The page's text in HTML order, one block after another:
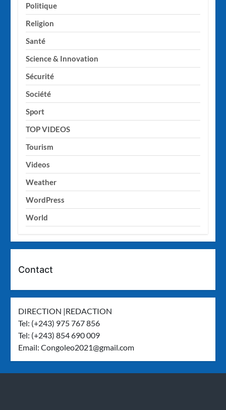
Politique
Religion
Santé
Science & Innovation
Sécurité
Société
Sport
TOP VIDEOS
Tourism
Videos
Weather
WordPress
World
Contact
DIRECTION |REDACTION
Tel: (+243) 975 767 856
Tel: (+243) 854 690 009
Email:Congoleo2021@gmail.com